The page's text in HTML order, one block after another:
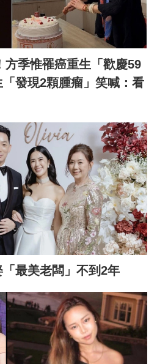
方季惟罹癌重生「歡慶59
發現2顆腫瘤」笑喊：看
最美老闆」不到2年